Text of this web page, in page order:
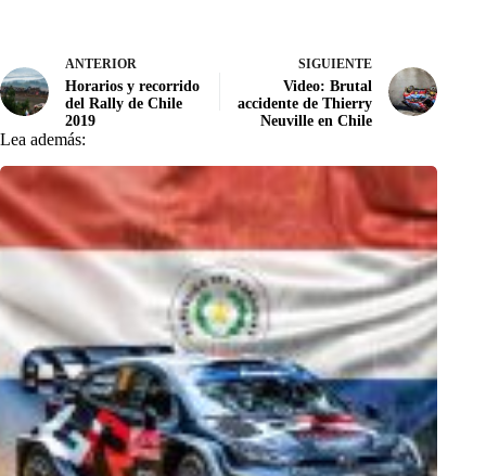
ANTERIOR
Horarios y recorrido
del Rally de Chile
2019
SIGUIENTE
Video: Brutal
accidente de Thierry
Neuville en Chile
Lea además: